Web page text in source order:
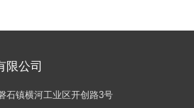
限公司
石镇横河工业区开创路3号